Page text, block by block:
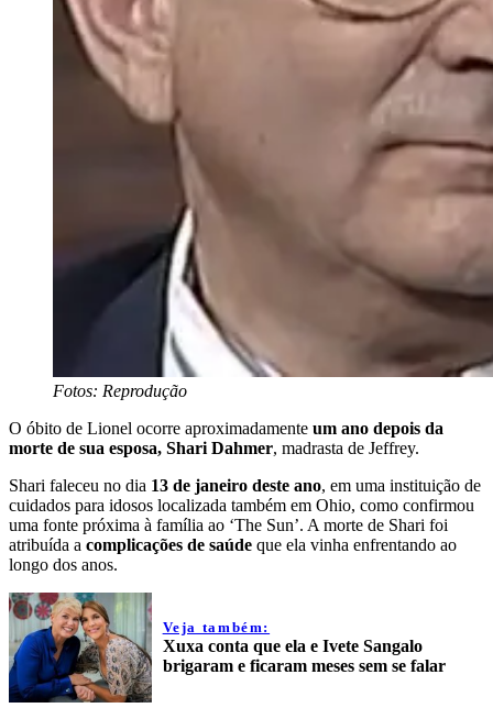
Fotos: Reprodução
O óbito de Lionel ocorre aproximadamente um ano depois da
morte de sua esposa, Shari Dahmer, madrasta de Jeffrey.
Shari faleceu no dia 13 de janeiro deste ano, em uma instituição de
cuidados para idosos localizada também em Ohio, como confirmou
uma fonte próxima à família ao ‘The Sun’. A morte de Shari foi
atribuída a complicações de saúde que ela vinha enfrentando ao
longo dos anos.
Veja também:
Xuxa conta que ela e Ivete Sangalo
brigaram e ficaram meses sem se falar